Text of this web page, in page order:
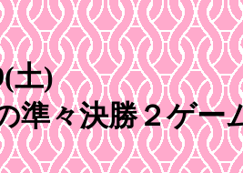
土)
々決勝２ゲー